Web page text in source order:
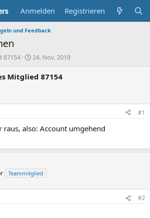
Anmelden Registrieren
und Feedback
87154
E
s
t
a
24. Nov. 2019
Mitglied 87154
#1
raus, also: Account umgehend
Teammitglied
#2